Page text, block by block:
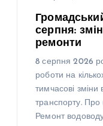
серпня:
ремонти
8 серпня 2026
роботи на
тимчасові зміни
транспорту. Про
Ремонт